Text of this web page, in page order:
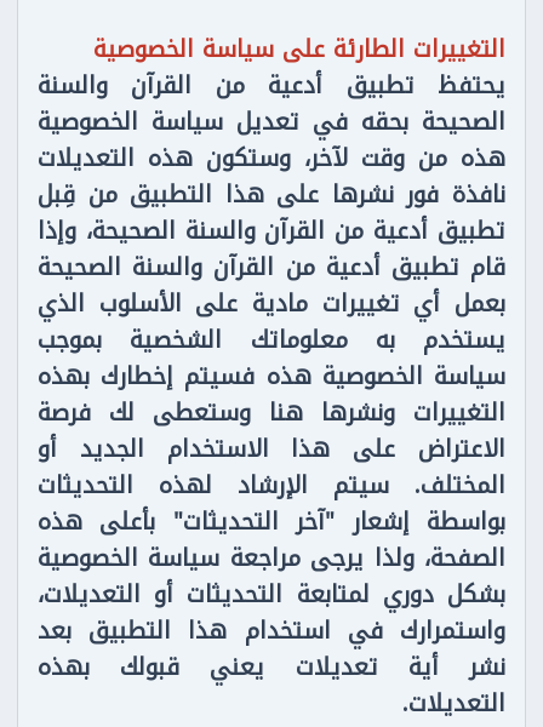
التغييرات الطارئة على سياسة الخصوصية
يحتفظ تطبيق أدعية من القرآن والسنة
الصحيحة بحقه في تعديل سياسة الخصوصية
هذه من وقت لآخر، وستكون هذه التعديلات
نافذة فور نشرها على هذا التطبيق من قِبل
تطبيق أدعية من القرآن والسنة الصحيحة، وإذا
قام تطبيق أدعية من القرآن والسنة الصحيحة
بعمل أي تغييرات مادية على الأسلوب الذي
يستخدم به معلوماتك الشخصية بموجب
سياسة الخصوصية هذه فسيتم إخطارك بهذه
التغييرات ونشرها هنا وستعطى لك فرصة
الاعتراض على هذا الاستخدام الجديد أو
المختلف. سيتم الإرشاد لهذه التحديثات
بواسطة إشعار "آخر التحديثات" بأعلى هذه
الصفحة، ولذا يرجى مراجعة سياسة الخصوصية
بشكل دوري لمتابعة التحديثات أو التعديلات،
واستمرارك في استخدام هذا التطبيق بعد
نشر أية تعديلات يعني قبولك بهذه
التعديلات.